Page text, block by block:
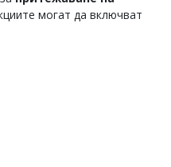
могат да включват